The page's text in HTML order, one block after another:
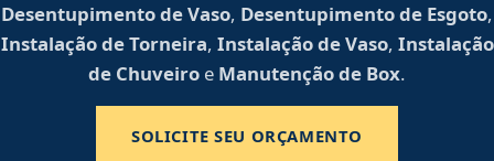
Desentupimento de Vaso, Desentupimento de Esgoto,
Instalação de Torneira, Instalação de Vaso, Instalação
de Chuveiro e Manutenção de Box.
SOLICITE SEU ORÇAMENTO